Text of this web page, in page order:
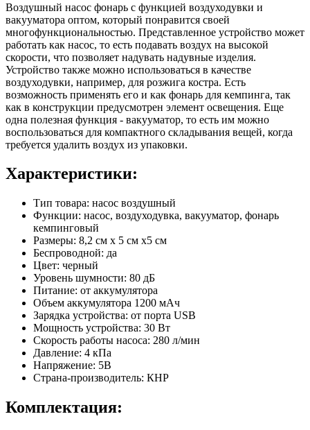
Воздушный насос фонарь с функцией воздуходувки и
вакууматора оптом, который понравится своей
многофункциональностью. Представленное устройство может
работать как насос, то есть подавать воздух на высокой
скорости, что позволяет надувать надувные изделия.
Устройство также можно использоваться в качестве
воздуходувки, например, для розжига костра. Есть
возможность применять его и как фонарь для кемпинга, так
как в конструкции предусмотрен элемент освещения. Еще
одна полезная функция - вакууматор, то есть им можно
воспользоваться для компактного складывания вещей, когда
требуется удалить воздух из упаковки.
Характеристики:
Тип товара: насос воздушный
Функции: насос, воздуходувка, вакууматор, фонарь
кемпинговый
Размеры: 8,2 см х 5 см х5 см
Беспроводной: да
Цвет: черный
Уровень шумности: 80 дБ
Питание: от аккумулятора
Объем аккумулятора 1200 мАч
Зарядка устройства: от порта USB
Мощность устройства: 30 Вт
Скорость работы насоса: 280 л/мин
Давление: 4 кПа
Напряжение: 5В
Страна-производитель: КНР
Комплектация: